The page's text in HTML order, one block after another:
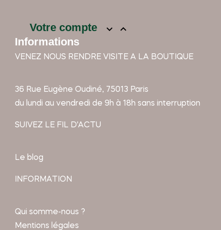
Votre compte  
Informations
VENEZ NOUS RENDRE VISITE A LA BOUTIQUE
36 Rue Eugène Oudiné, 75013 Paris
du lundi au vendredi de 9h à 18h sans interruption
SUIVEZ LE FIL D'ACTU
Le blog
INFORMATION
Qui somme-nous ?
Mentions légales